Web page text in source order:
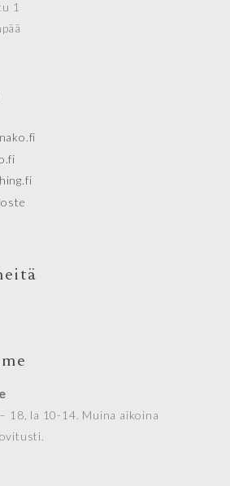
1
18, la 10-14. Muina aikoina